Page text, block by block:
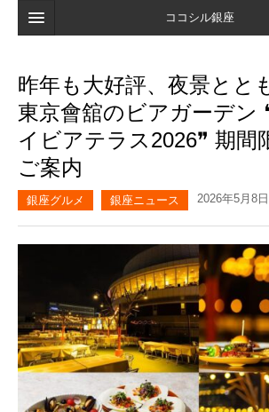
ココシル銀座
検索
店舗・施設最新情報
口コミ
マイページ
昨年も大好評、夜景とと
東京會舘のビアガーデン
イビアテラス2026❞ 期間
ご案内
銀座グルメ 銀座ニュース 2026年5月8日